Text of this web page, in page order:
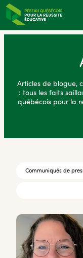
Articles de blogue,
: tous les faits
québécois pour la